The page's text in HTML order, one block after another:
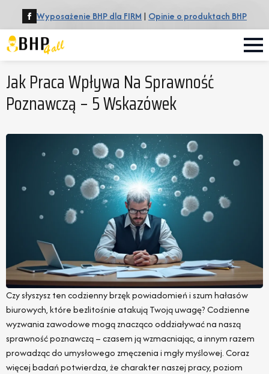
Wyposażenie BHP dla FIRM | Opinie o produktach BHP
Jak Praca Wpływa Na Sprawność
Poznawczą – 5 Wskazówek
Czy słyszysz ten codzienny brzęk powiadomień i szum hałasów
biurowych, które bezlitośnie atakują Twoją uwagę? Codzienne
wyzwania zawodowe mogą znacząco oddziaływać na naszą
sprawność poznawczą – czasem ją wzmacniając, a innym razem
prowadząc do umysłowego zmęczenia i mgły myślowej. Coraz
więcej badań potwierdza, że charakter naszej pracy, poziom